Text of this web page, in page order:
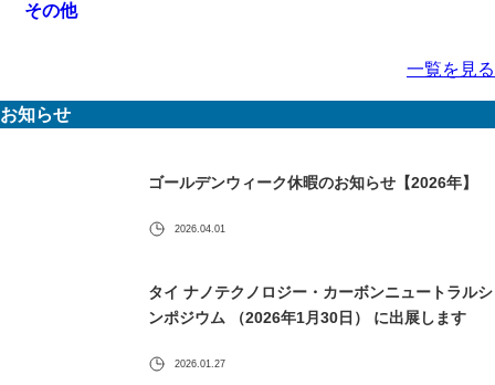
その他
一覧を見る
お知らせ
ゴールデンウィーク休暇のお知らせ【2026年】
2026.04.01
タイ ナノテクノロジー・カーボンニュートラルシ
ンポジウム （2026年1月30日） に出展します
2026.01.27